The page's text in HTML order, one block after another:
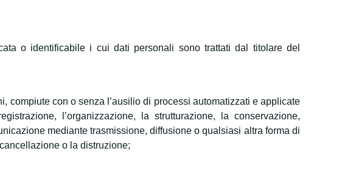
o identificabile i cui dati personali sono trattati dal titolare del
compiute con o senza l’ausilio di processi automatizzati e applicate
l’organizzazione, la strutturazione, la conservazione,
mediante trasmissione, diffusione o qualsiasi altra forma di
o la distruzione;